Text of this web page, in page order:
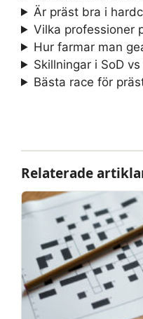
Är präst bra i
Vilka professioner
Hur farmar man
Skillningar i SoD
Bästa race för
Relaterade